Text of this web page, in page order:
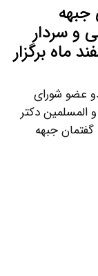
و سردار
ماه برگزار
عضو شورای
المسلمین دکتر
گفتمان جبهه